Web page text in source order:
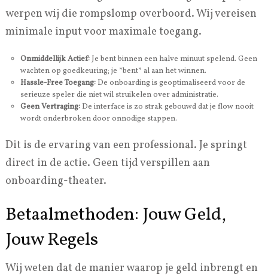
werpen wij die rompslomp overboord. Wij vereisen
minimale input voor maximale toegang.
Onmiddellijk Actief:Je bent binnen een halve minuut spelend. Geen
wachten op goedkeuring; je *bent* al aan het winnen.
Hassle-Free Toegang:De onboarding is geoptimaliseerd voor de
serieuze speler die niet wil struikelen over administratie.
Geen Vertraging:De interface is zo strak gebouwd dat je flow nooit
wordt onderbroken door onnodige stappen.
Dit is de ervaring van een professional. Je springt
direct in de actie. Geen tijd verspillen aan
onboarding-theater.
Betaalmethoden: Jouw Geld,
Jouw Regels
Wij weten dat de manier waarop je geld inbrengt en